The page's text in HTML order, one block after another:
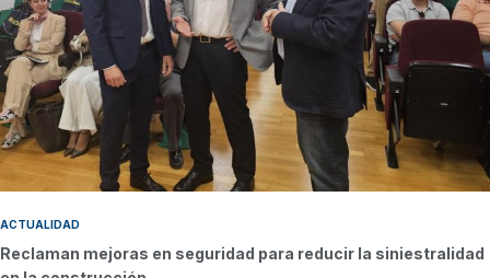
ACTUALIDAD
Reclaman mejoras en seguridad para reducir la siniestralidad